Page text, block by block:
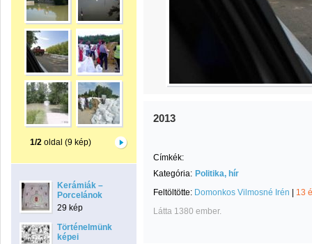
1/2 oldal (9 kép)
Kerámiák –
Porcelánok
29 kép
Történelmünk
képei
2013
Címkék:
Kategória: Politika, hír
Feltöltötte: Domonkos Vilmosné Irén
13
Látta 1380 ember.